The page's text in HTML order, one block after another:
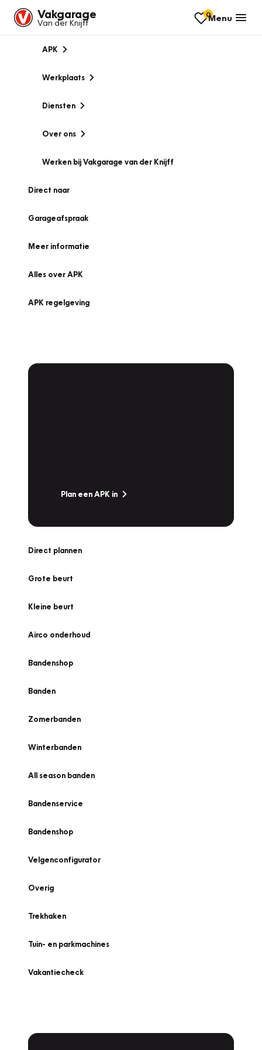
Vakgarage
Van der Knijff
0Menu
APK
Werkplaats
Diensten
Over ons
Werken bij Vakgarage van der Knijff
Direct naar
Garageafspraak
Meer informatie
Alles over APK
APK regelgeving
Plan een APK in
Direct plannen
Grote beurt
Kleine beurt
Airco onderhoud
Bandenshop
Banden
Zomerbanden
Winterbanden
All season banden
Bandenservice
Bandenshop
Velgenconfigurator
Overig
Trekhaken
Tuin- en parkmachines
Vakantiecheck